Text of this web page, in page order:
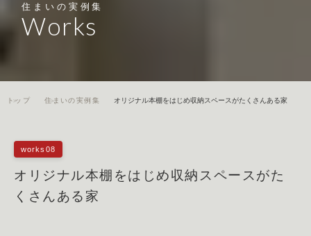
住まいの実例集
Works
トップ 住まいの実例集 オリジナル本棚をはじめ収納スペースがたくさんある家
works08
オリジナル本棚をはじめ収納スペースがた
くさんある家